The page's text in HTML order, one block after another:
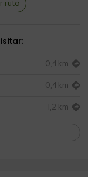
ruta
0,4 km
0,4 km
1,2 km